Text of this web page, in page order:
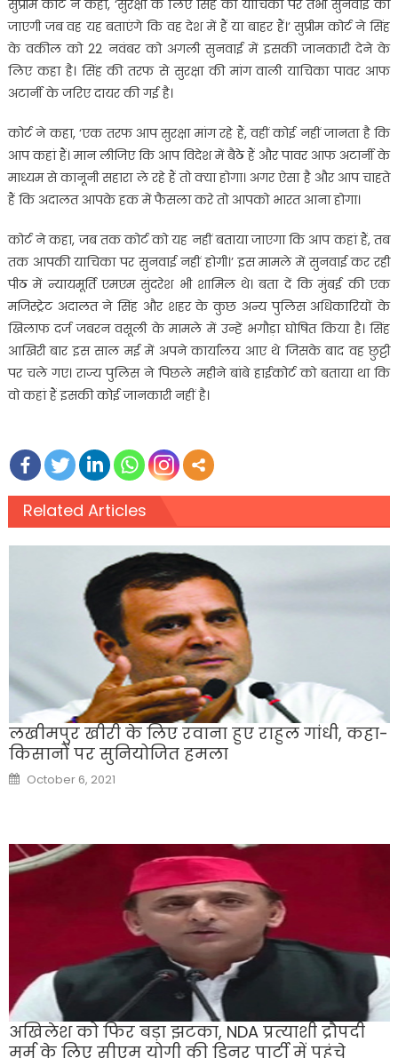
सुप्रीम कोर्ट ने कहा, ‘सुरक्षा के लिए सिंह की याचिका पर तभी सुनवाई की
जाएगी जब वह यह बताएंगे कि वह देश में हैं या बाहर हैं।’ सुप्रीम कोर्ट ने सिंह
के वकील को 22 नवंबर को अगली सुनवाई में इसकी जानकारी देने के
लिए कहा है। सिंह की तरफ से सुरक्षा की मांग वाली याचिका पावर आफ
अटार्नी के जरिए दायर की गई है।
कोर्ट ने कहा, ‘एक तरफ आप सुरक्षा मांग रहे हैं, वहीं कोई नहीं जानता है कि
आप कहां हैं। मान लीजिए कि आप विदेश में बैठे हैं और पावर आफ अटार्नी के
माध्यम से कानूनी सहारा ले रहे हैं तो क्या होगा। अगर ऐसा है और आप चाहते
हैं कि अदालत आपके हक में फैसला करे तो आपको भारत आना होगा।
कोर्ट ने कहा, जब तक कोर्ट को यह नहीं बताया जाएगा कि आप कहां हैं, तब
तक आपकी याचिका पर सुनवाई नहीं होगी।’ इस मामले में सुनवाई कर रही
पीठ में न्यायमूर्ति एमएम सुंदरेश भी शामिल थे। बता दें कि मुंबई की एक
मजिस्ट्रेट अदालत ने सिंह और शहर के कुछ अन्य पुलिस अधिकारियों के
खिलाफ दर्ज जबरन वसूली के मामले में उन्हें भगौड़ा घोषित किया है। सिंह
आखिरी बार इस साल मई में अपने कार्यालय आए थे जिसके बाद वह छुट्टी
पर चले गए। राज्य पुलिस ने पिछले महीने बांबे हाईकोर्ट को बताया था कि
वो कहां हैं इसकी कोई जानकारी नहीं है।
Related Articles
लखीमपुर खीरी के लिए रवाना हुए राहुल गांधी, कहा-
किसानों पर सुनियोजित हमला
Posted
on
October 6, 2021
अखिलेश को फिर बड़ा झटका, NDA प्रत्याशी द्रौपदी
मुर्मू के लिए सीएम योगी की डिनर पार्टी में पहुंचे